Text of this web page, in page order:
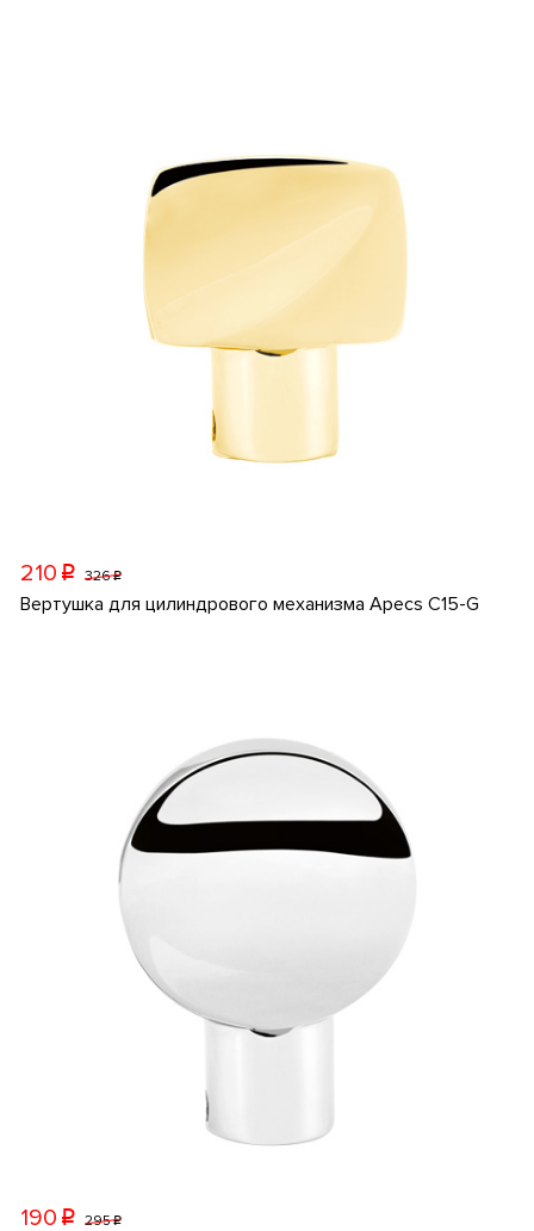
210 p 326p
Вертушка для цилиндрового механизма Apecs C15-G
190 p 295p